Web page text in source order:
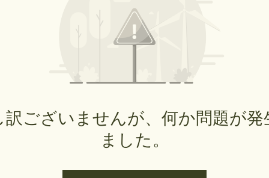
訳ございませんが、何か問題が発
ました。